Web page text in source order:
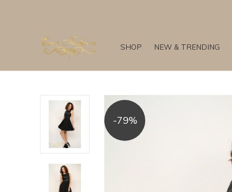
SHOP NEW & TRENDING
-79%